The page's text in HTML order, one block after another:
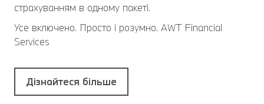
страхуванням в одному пакеті.
Усе включено. Просто і розумно. AWT Financial
Services
Дізнайтеся більше